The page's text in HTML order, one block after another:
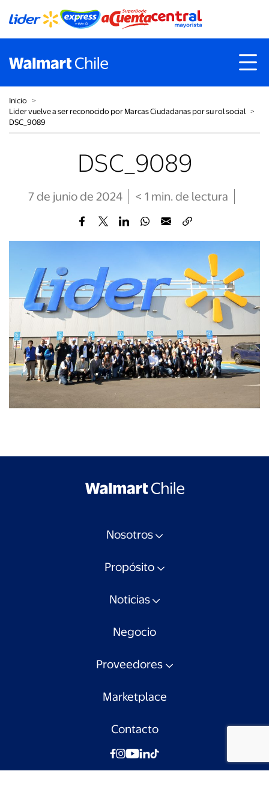
Inicio ˃
Lider vuelve a ser reconocido por Marcas Ciudadanas por su rol social ˃
DSC_9089
DSC_9089
7 de junio de 2024 < 1 min. de lectura
Nosotros
Propósito
Noticias
Negocio
Proveedores
Marketplace
Contacto